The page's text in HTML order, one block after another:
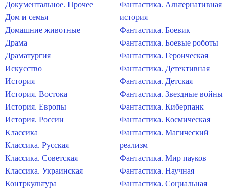
Документальное. Прочее
Дом и семья
Домашние животные
Драма
Драматургия
Искусство
История
История. Востока
История. Европы
История. России
Классика
Классика. Русская
Классика. Советская
Классика. Украинская
Контркультура
Фантастика. Альтернативная
история
Фантастика. Боевик
Фантастика. Боевые роботы
Фантастика. Героическая
Фантастика. Детективная
Фантастика. Детская
Фантастика. Звездные войны
Фантастика. Киберпанк
Фантастика. Космическая
Фантастика. Магический
реализм
Фантастика. Мир пауков
Фантастика. Научная
Фантастика. Социальная